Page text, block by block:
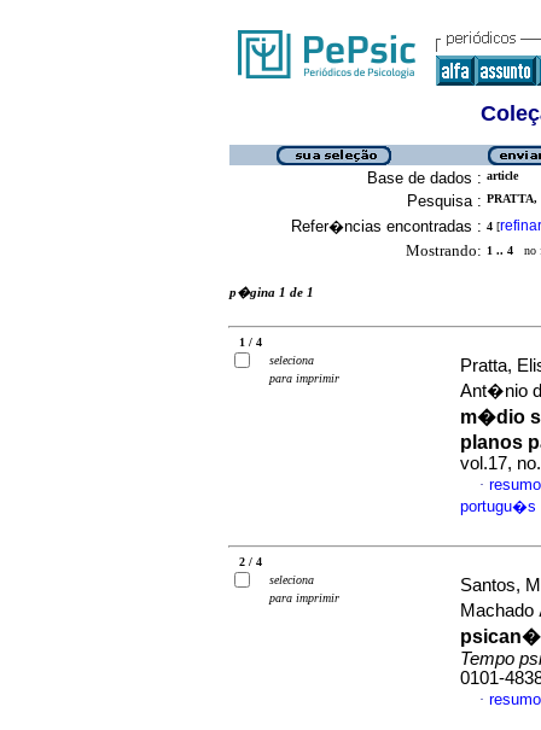
Base de dados : article
Pesquisa :
Refer�ncias encontradas : 4 [refinar
Mostrando: 1 .. 4 no
p�gina 1 de 1
1 / 4
seleciona
para imprimir
Pratta,
Ant�nio
m�dio
planos
vol.17,
·
portugu�s
2 / 4
seleciona
para imprimir
Santos,
Machado
Tempo
0101-
·